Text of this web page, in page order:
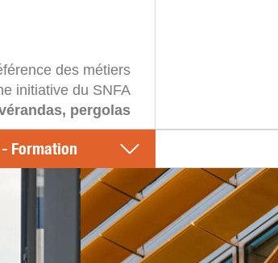
des métiers
initiative du SNFA
pergolas
Formation